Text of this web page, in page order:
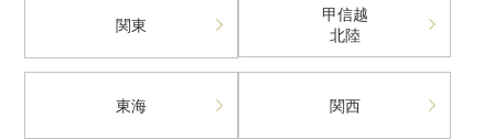
関東
甲信越
北陸
東海 関西